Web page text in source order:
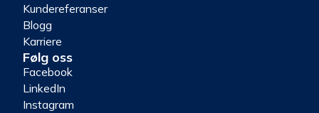
Kundereferanser
Blogg
Karriere
Følg oss
Facebook
LinkedIn
Instagram